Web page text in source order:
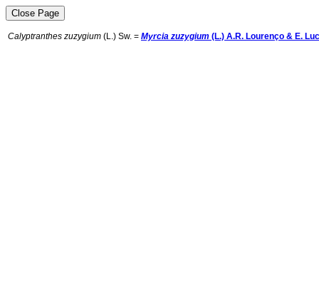
Calyptranthes zuzygium (L.) Sw. = Myrcia zuzygium (L.) A.R. Lourenço & E.